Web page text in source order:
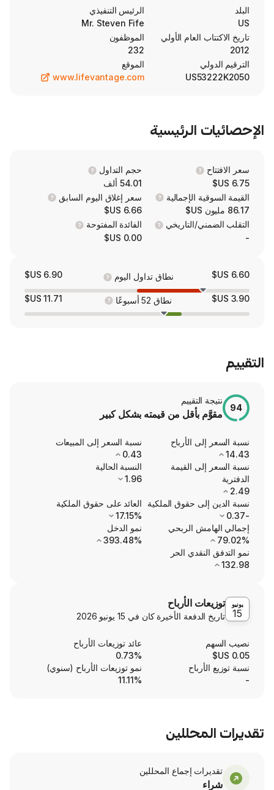
of scientifically validated activators
Protandim family of products,
Collagen, the newest MindBody
Activation-supporting nutrients such as
the Rise AM & Reset PM System , as
nootropic energy drink mixes, the full
of skin and hair care products, and
Thailand, the United Kingdom, the
Germany, Taiwan, Austria, Spain, Ireland,
الأولي
الموظفون
الموقع
www.lifevantage.com
حجم التداول
الإجمالية
سعر إغلاق اليوم السابق
6.66 US$
التاريخي
الفائدة المفتوحة
نطاق تداول اليوم 6.90 US$
نطاق 52 أسبوعًا 11.71 US$
من قيمته بشكل كبير
الأرباح
نسبة السعر إلى المبيعات
القيمة
النسبة الحالية
حقوق الملكية
العائد على حقوق الملكية
الربحي
نمو الدخل
393.48%
الحر
الأرباح
الأخيرة كان في15 يونيو 2026
عائد توزيعات الأرباح
نمو توزيعات الأرباح (سنوي)
إجماع المحللين